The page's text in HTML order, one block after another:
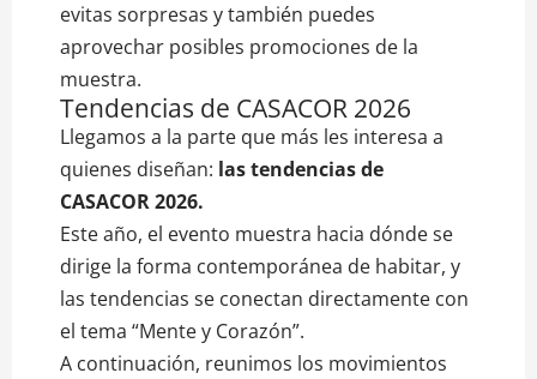
evitas sorpresas y también puedes
aprovechar posibles promociones de la
muestra.
Tendencias de CASACOR 2026
Llegamos a la parte que más les interesa a
quienes diseñan: las tendencias de
CASACOR 2026.
Este año, el evento muestra hacia dónde se
dirige la forma contemporánea de habitar, y
las tendencias se conectan directamente con
el tema “Mente y Corazón”.
A continuación, reunimos los movimientos